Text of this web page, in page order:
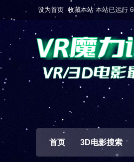
设为首页 收藏本站 本站已运行
首页 3D电影搜索